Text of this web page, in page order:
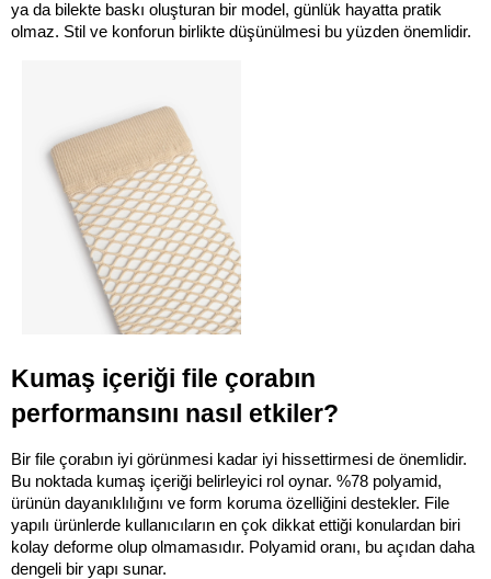
ya da bilekte baskı oluşturan bir model, günlük hayatta pratik
olmaz. Stil ve konforun birlikte düşünülmesi bu yüzden önemlidir.
Kumaş içeriği file çorabın
performansını nasıl etkiler?
Bir file çorabın iyi görünmesi kadar iyi hissettirmesi de önemlidir.
Bu noktada kumaş içeriği belirleyici rol oynar. %78 polyamid,
ürünün dayanıklılığını ve form koruma özelliğini destekler. File
yapılı ürünlerde kullanıcıların en çok dikkat ettiği konulardan biri
kolay deforme olup olmamasıdır. Polyamid oranı, bu açıdan daha
dengeli bir yapı sunar.